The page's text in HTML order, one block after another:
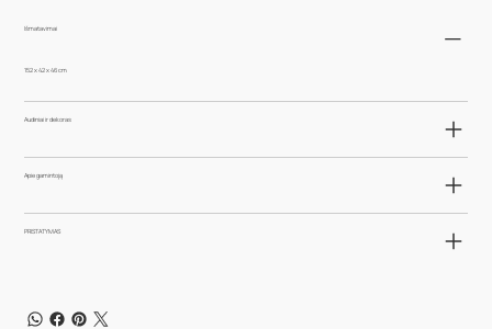
Išmatavimai
152 x 42 x 46 cm
Audiniai ir dekoras
Apie gamintoją
PRISTATYMAS